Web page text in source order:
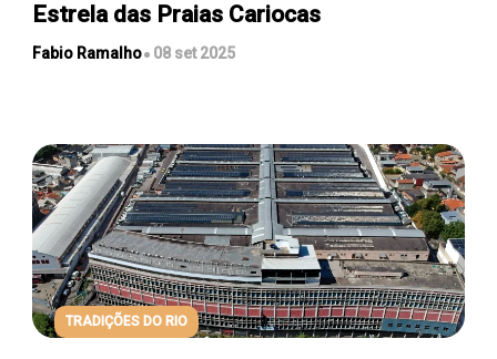
Estrela das Praias Cariocas
Fabio Ramalho 08 set 2025
TRADIÇÕES DO RIO